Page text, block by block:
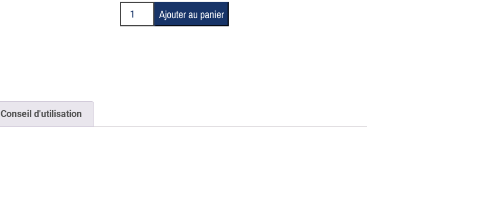
Ajouter au panier
Conseil d'utilisation